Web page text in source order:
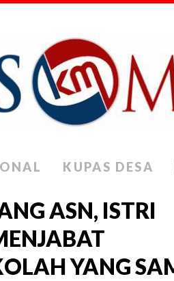
KUPAS DESA
ASN, ISTRI
YANG